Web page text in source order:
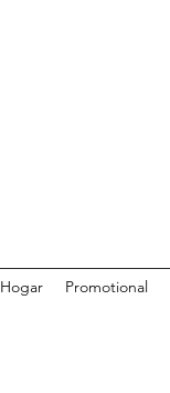
Hogar Promotional